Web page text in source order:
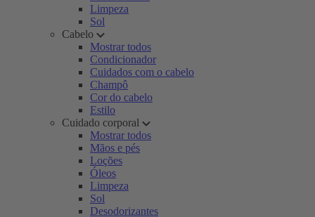
Limpeza
Sol
Cabelo
Mostrar todos
Condicionador
Cuidados com o cabelo
Champô
Cor do cabelo
Estilo
Cuidado corporal
Mostrar todos
Mãos e pés
Loções
Óleos
Limpeza
Sol
Desodorizantes